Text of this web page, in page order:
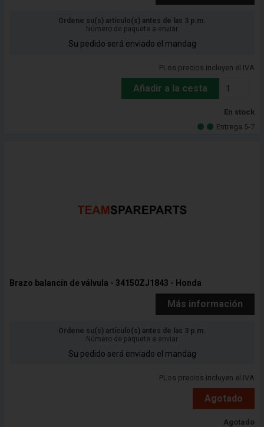
Ordene su(s) artículo(s) antes de las 3 p.m.
Número de paquete a enviar
Su pedido será enviado el mandag
PLos precios incluyen el IVA
Añadir a la cesta
En stock
Entrega 5-7
Brazo balancín de válvula - 34150ZJ1843 - Honda
Más información
Ordene su(s) artículo(s) antes de las 3 p.m.
Número de paquete a enviar
Su pedido será enviado el mandag
PLos precios incluyen el IVA
Agotado
Agotado